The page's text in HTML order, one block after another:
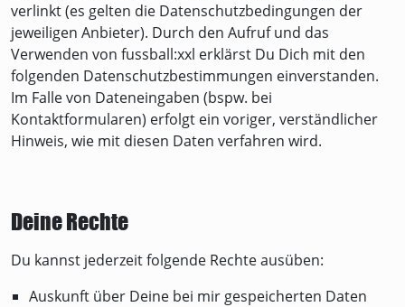
verlinkt (es gelten die Datenschutzbedingungen der
jeweiligen Anbieter). Durch den Aufruf und das
Verwenden von fussball:xxl erklärst Du Dich mit den
folgenden Datenschutzbestimmungen einverstanden.
Im Falle von Dateneingaben (bspw. bei
Kontaktformularen) erfolgt ein voriger, verständlicher
Hinweis, wie mit diesen Daten verfahren wird.
Deine Rechte
Du kannst jederzeit folgende Rechte ausüben:
Auskunft über Deine bei mir gespeicherten Daten